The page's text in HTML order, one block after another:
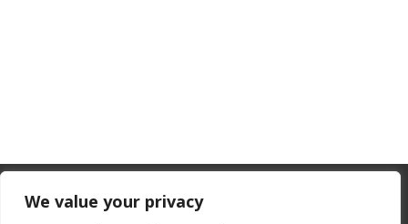
We value your privacy
From July 1, 2026, the EU will remove
the “de minimis” duty exemption for